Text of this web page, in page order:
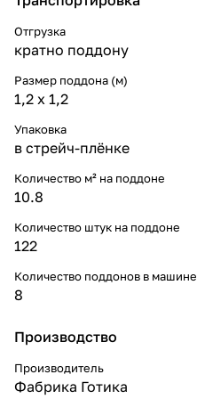
Отгрузка
кратно поддону
Размер поддона (м)
1,2 x 1,2
Упаковка
в стрейч-плёнке
Количество м² на поддоне
10.8
Количество штук на поддоне
122
Количество поддонов в машине
8
Производство
Производитель
Фабрика Готика